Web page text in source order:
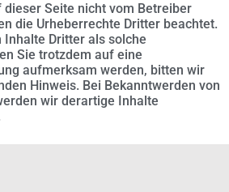
Seite nicht vom Betreiber
die Urheberrechte Dritter beachtet.
Inhalte Dritter als solche
Sie trotzdem auf eine
aufmerksam werden, bitten wir
Hinweis. Bei Bekanntwerden von
wir derartige Inhalte